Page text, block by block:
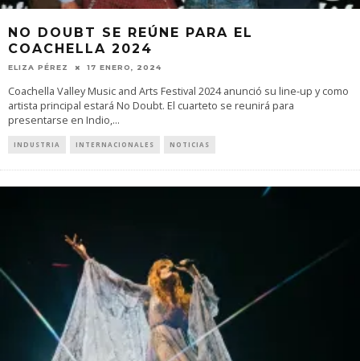
NO DOUBT SE REÚNE PARA EL
COACHELLA 2024
ELIZA PÉREZ 17 ENERO, 2024
Coachella Valley Music and Arts Festival 2024 anunció su line-up y como
artista principal estará No Doubt. El cuarteto se reunirá para
presentarse en Indio,...
INDUSTRIA INTERNACIONALES NOTICIAS